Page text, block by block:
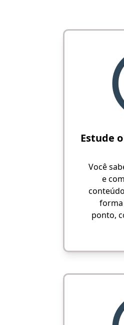
Estude
Você
e
ponto,